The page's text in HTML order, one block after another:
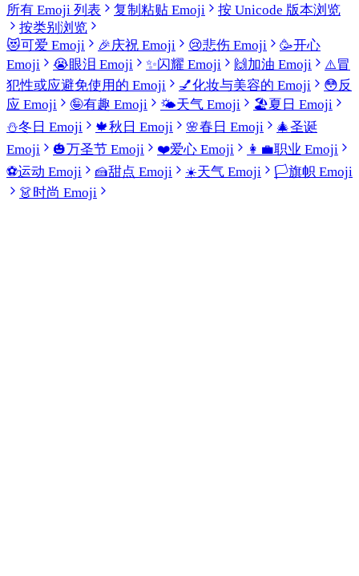
所有 Emoji 列表
复制粘贴 Emoji
按 Unicode 版本浏览
按类别浏览
😻可爱 Emoji 🎉庆祝 Emoji 😢悲伤 Emoji 🥳开心
Emoji
😭眼泪 Emoji ✨闪耀 Emoji 🙌加油 Emoji ⚠️冒
犯性或应避免使用的 Emoji
💅化妆与美容的 Emoji 😳反
应 Emoji
🤪有趣 Emoji 🌤️天气 Emoji 🏖️夏日 Emoji
⛄冬日 Emoji 🍁秋日 Emoji 🌸春日 Emoji 🎄圣诞
Emoji
🎃万圣节 Emoji ❤️爱心 Emoji 👩‍💼职业 Emoji
⚽运动 Emoji 🍰甜点 Emoji ☀️天气 Emoji 🏳️旗帜 Emoji
👗时尚 Emoji